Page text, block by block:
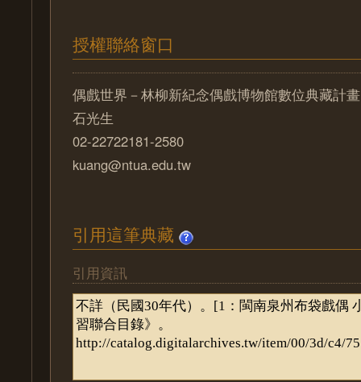
授權聯絡窗口
偶戲世界－林柳新紀念偶戲博物館數位典藏計畫
石光生
02-22722181-2580
kuang@ntua.edu.tw
引用這筆典藏
引用資訊